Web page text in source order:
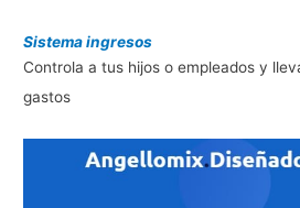
Sistema ingresos
Controla a tus hijos o empleados y
gastos